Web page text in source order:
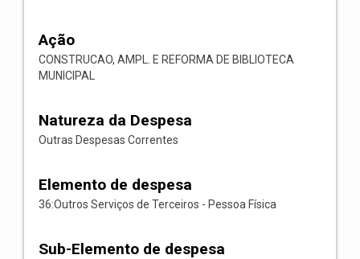
Ação
CONSTRUCAO, AMPL. E REFORMA DE BIBLIOTECA
MUNICIPAL
Natureza da Despesa
Outras Despesas Correntes
Elemento de despesa
36:Outros Serviços de Terceiros - Pessoa Física
Sub-Elemento de despesa